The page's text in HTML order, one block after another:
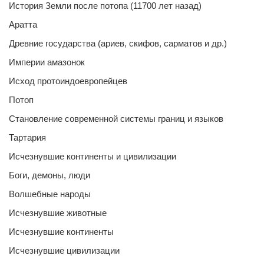
История Земли после потопа (11700 лет назад)
Аратта
Древние государства (ариев, скифов, сарматов и др.)
Империи амазонок
Исход протоиндоевропейцев
Потоп
Становление современной системы границ и языков
Тартария
Исчезнувшие континенты и цивилизации
Боги, демоны, люди
Волшебные народы
Исчезнувшие животные
Исчезнувшие континенты
Исчезнувшие цивилизации